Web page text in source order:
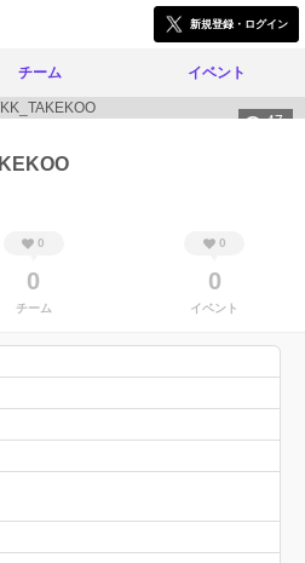
新規登録・ログイン
チーム イベント
47
0
0
チーム
0
0
イベント